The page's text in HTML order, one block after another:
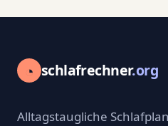
◔ schlafrechner.org
Alltagstaugliche